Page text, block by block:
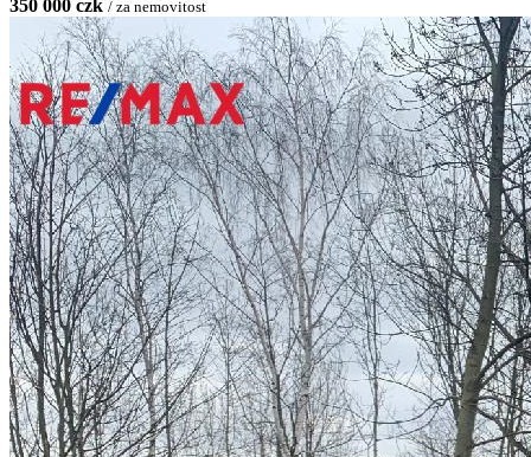
350 000 czk / za nemovitost